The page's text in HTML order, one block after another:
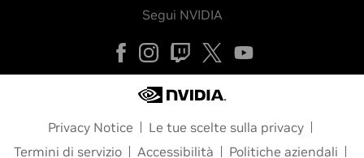
Segui NVIDIA
Privacy Notice
Le tue scelte sulla privacy
Termini di servizio
Accessibilità Politiche aziendali